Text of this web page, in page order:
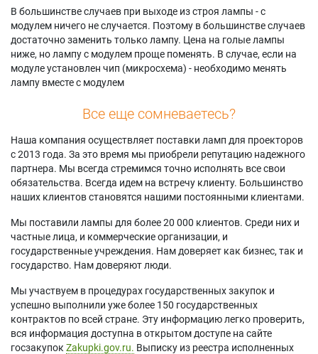
HLP5667WX
Samsung
HLP5667WX/XAA
Samsung SP-
42L6HN
61L3HX
Samsung ST-
61L6HX
В большинстве случаев при выходе из строя лампы - с
модулем ничего не случается. Поэтому в большинстве случаев
достаточно заменить только лампу. Цена на голые лампы
ниже, но лампу с модулем проще поменять. В случае, если на
модуле установлен чип (микросхема) - необходимо менять
лампу вместе с модулем
Все еще сомневаетесь?
Наша компания осуществляет поставки ламп для проекторов
с 2013 года. За это время мы приобрели репутацию надежного
партнера. Мы всегда стремимся точно исполнять все свои
обязательства. Всегда идем на встречу клиенту. Большинство
наших клиентов становятся нашими постоянными клиентами.
Мы поставили лампы для более 20 000 клиентов. Среди них и
частные лица, и коммерческие организации, и
государственные учреждения. Нам доверяет как бизнес, так и
государство. Нам доверяют люди.
Мы участвуем в процедурах государственных закупок и
успешно выполнили уже более 150 государственных
контрактов по всей стране. Эту информацию легко проверить,
вся информация доступна в открытом доступе на сайте
госзакупок Zakupki.gov.ru. Выписку из реестра исполненных